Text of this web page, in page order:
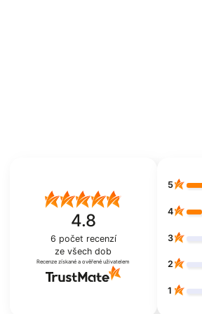
4.8
6 počet recenzí
ze všech dob
Recenze získané a ověřené uživatelem
5
4
3
2
1